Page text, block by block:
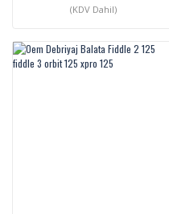
(KDV Dahil)